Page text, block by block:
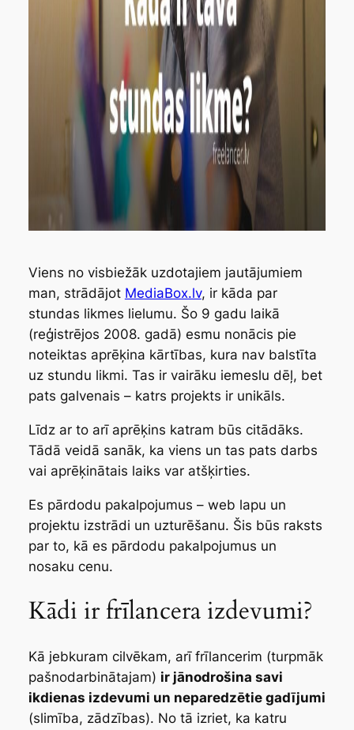
Viens no visbiežāk uzdotajiem jautājumiem
man, strādājot MediaBox.lv, ir kāda par
stundas likmes lielumu. Šo 9 gadu laikā
(reģistrējos 2008. gadā) esmu nonācis pie
noteiktas aprēķina kārtības, kura nav balstīta
uz stundu likmi. Tas ir vairāku iemeslu dēļ, bet
pats galvenais – katrs projekts ir unikāls.
Līdz ar to arī aprēķins katram būs citādāks.
Tādā veidā sanāk, ka viens un tas pats darbs
vai aprēķinātais laiks var atšķirties.
Es pārdodu pakalpojumus – web lapu un
projektu izstrādi un uzturēšanu. Šis būs raksts
par to, kā es pārdodu pakalpojumus un
nosaku cenu.
Kādi ir frīlancera izdevumi?
Kā jebkuram cilvēkam, arī frīlancerim (turpmāk
pašnodarbinātajam) ir jānodrošina savi
ikdienas izdevumi un neparedzētie gadījumi
(slimība, zādzības). No tā izriet, ka katru